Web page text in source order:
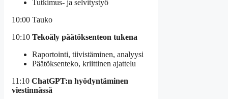
Tutkimus- ja selvitystyö
10:00 Tauko
10:10 Tekoäly päätöksenteon tukena
Raportointi, tiivistäminen, analyysi
Päätöksenteko, kriittinen ajattelu
11:10 ChatGPT:n hyödyntäminen
viestinnässä